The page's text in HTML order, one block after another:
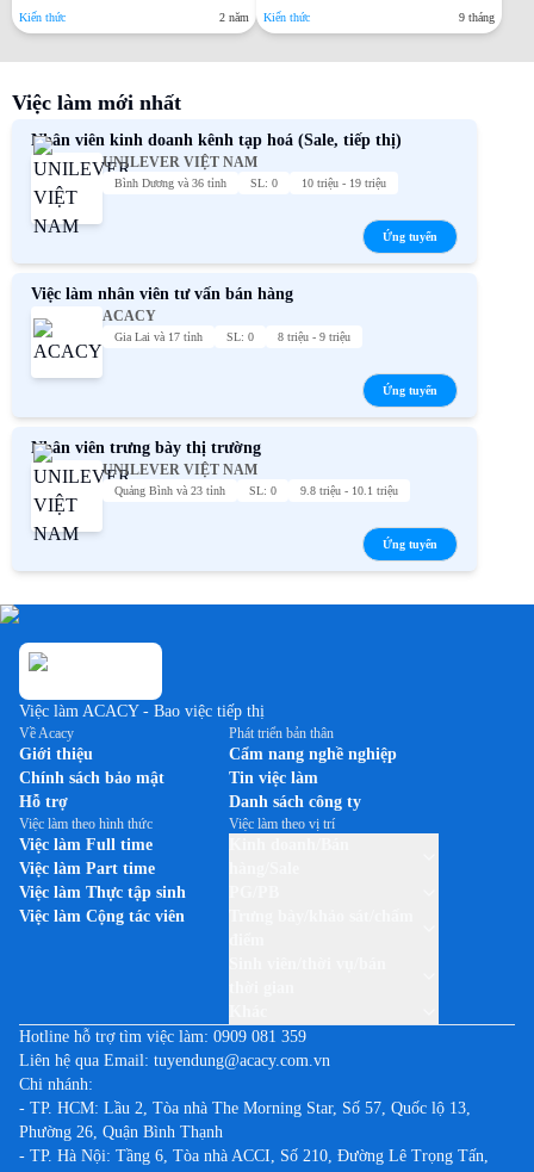
Việc làm mới nhất
Nhân viên kinh doanh kênh tạp hoá (Sale, tiếp thị)
UNILEVER VIỆT NAM
Bình Dương và 36 tỉnh SL: 0 10 triệu - 19 triệu
Ứng tuyển
Việc làm nhân viên tư vấn bán hàng
ACACY
Gia Lai và 17 tỉnh SL: 0 8 triệu - 9 triệu
Ứng tuyển
Nhân viên trưng bày thị trường
UNILEVER VIỆT NAM
Quảng Bình và 23 tỉnh SL: 0 9.8 triệu - 10.1 triệu
Ứng tuyển
Kiến thức 2 năm Kiến thức 9 tháng
Việc làm ACACY - Bao việc tiếp thị
Về Acacy
Giới thiệu
Chính sách bảo mật
Hỗ trợ
Phát triển bản thân
Cẩm nang nghề nghiệp
Tin việc làm
Danh sách công ty
Việc làm theo hình thức
Việc làm Full time
Việc làm Part time
Việc làm Thực tập sinh
Việc làm Cộng tác viên
Việc làm theo vị trí
Hotline hỗ trợ tìm việc làm: 0909 081 359
Liên hệ qua Email: tuyendung@acacy.com.vn
Chi nhánh:
- TP. HCM: Lầu 2, Tòa nhà The Morning Star, Số 57, Quốc lộ 13,
Phường 26, Quận Bình Thạnh
- TP. Hà Nội: Tầng 6, Tòa nhà ACCI, Số 210, Đường Lê Trọng Tấn,